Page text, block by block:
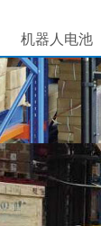
机器人电池